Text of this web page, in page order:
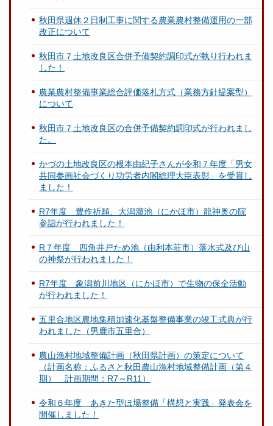
秋田県週休２日制工事に関する農業農村整備運用の一部
改正について
秋田市７土地改良区合併予備契約調印式が執り行われま
した！
農業農村整備事業総合評価落札方式（業務方針提案型）
について
秋田市７土地改良区の合併予備契約調印式が行われまし
た。
かづの土地改良区の根本由紀子さんが令和７年度「男女
共同参画社会づくり功労者内閣総理大臣表彰」を受賞し
ました！
R7年度 豊作祈願、大潟溜池（にかほ市）龍神奥の院
参詣が行われました！
R７年度 四角井戸ため池（由利本荘市）落水式及び山
の神祭が行われました！
R7年度 象潟前川地区（にかほ市）で生物の保全活動
が行われました！
五里合地区農地集積加速化基盤整備事業の竣工式典が行
われました（男鹿市五里合）
農山漁村地域整備計画（秋田県計画）の策定について
（計画名称：ふるさと秋田農山漁村地域整備計画（第４
期） 計画期間：R7～R11）
令和６年度 あきた型ほ場整備「構想と実践」発表会を
開催しました！